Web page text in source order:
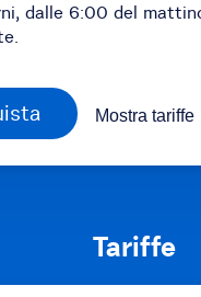
dalle 6:00 del
Mostra tariffe
Tariffe